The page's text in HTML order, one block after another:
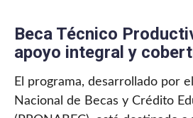
Beca Técnico
apoyo integral y
El programa, desarrollado por
Nacional de Becas y Crédito